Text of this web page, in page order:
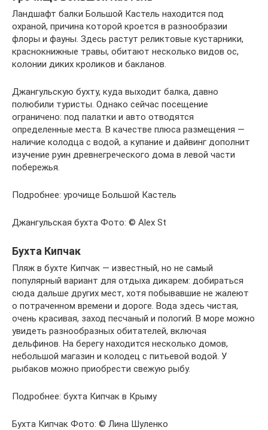
Ландшафт балки Большой Кастель находится под
охраной, причина которой кроется в разнообразии
флоры и фауны. Здесь растут реликтовые кустарники,
краснокнижные травы, обитают несколько видов ос,
колонии диких кроликов и бакланов.
Джангульскую бухту, куда выходит балка, давно
полюбили туристы. Однако сейчас посещение
ограничено: под палатки и авто отводятся
определенные места. В качестве плюса размещения —
наличие колодца с водой, а купание и дайвинг дополнит
изучение руин древнегреческого дома в левой части
побережья.
Подробнее: урочище Большой Кастель
Джангульская бухта Фото: © Alex St
Бухта Кипчак
Пляж в бухте Кипчак — известный, но не самый
популярный вариант для отдыха дикарем: добираться
сюда дальше других мест, хотя побывавшие не жалеют
о потраченном времени и дороге. Вода здесь чистая,
очень красивая, заход песчаный и пологий. В море можно
увидеть разнообразных обитателей, включая
дельфинов. На берегу находится несколько домов,
небольшой магазин и колодец с питьевой водой. У
рыбаков можно приобрести свежую рыбу.
Подробнее: бухта Кипчак в Крыму
Бухта Кипчак Фото: © Лина Шуленко